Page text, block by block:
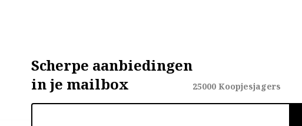
Scherpe aanbiedingen
in je mailbox
25000 Koopjesjagers